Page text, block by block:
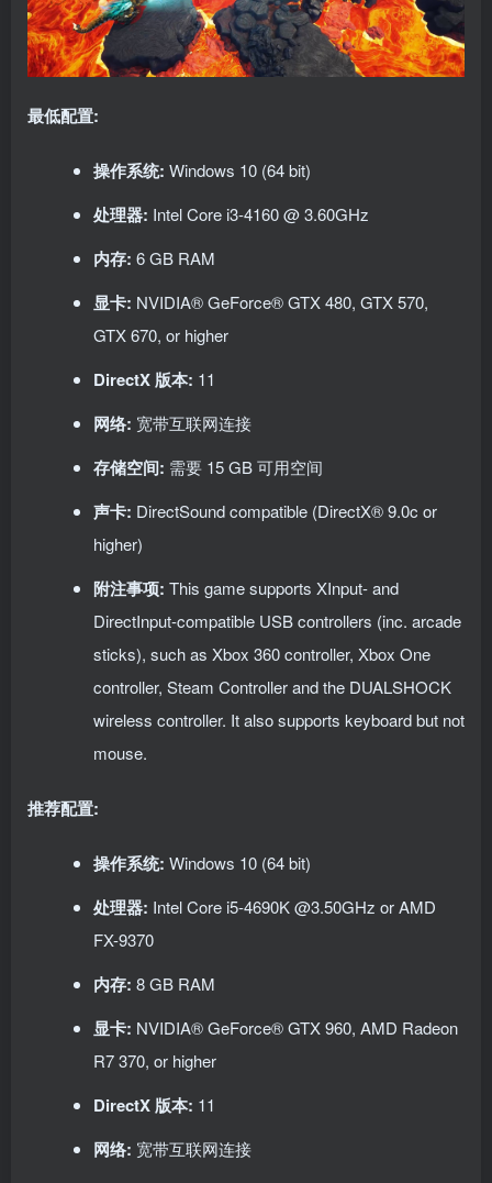
最低配置:
操作系统: Windows 10 (64 bit)
处理器: Intel Core i3-4160 @ 3.60GHz
内存: 6 GB RAM
显卡: NVIDIA® GeForce® GTX 480, GTX 570,
GTX 670, or higher
DirectX 版本: 11
网络: 宽带互联网连接
存储空间: 需要 15 GB 可用空间
声卡: DirectSound compatible (DirectX® 9.0c or
higher)
附注事项: This game supports XInput- and
DirectInput-compatible USB controllers (inc. arcade
sticks), such as Xbox 360 controller, Xbox One
controller, Steam Controller and the DUALSHOCK
wireless controller. It also supports keyboard but not
mouse.
推荐配置:
操作系统: Windows 10 (64 bit)
处理器: Intel Core i5-4690K @3.50GHz or AMD
FX-9370
内存: 8 GB RAM
显卡: NVIDIA® GeForce® GTX 960, AMD Radeon
R7 370, or higher
DirectX 版本: 11
网络: 宽带互联网连接